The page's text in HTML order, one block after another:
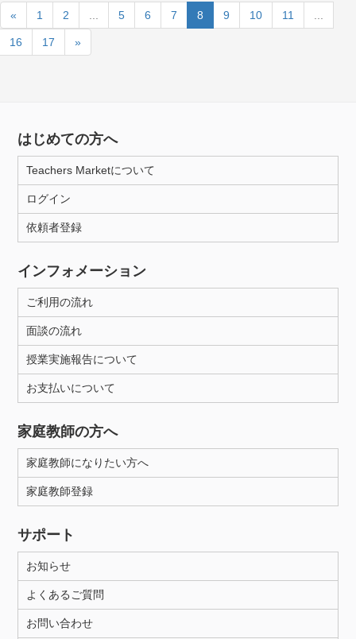
« 1 2 5 6 7 8 9 10 11
16 17 »
はじめての方へ
Teachers Marketについて
ログイン
依頼者登録
インフォメーション
ご利用の流れ
面談の流れ
授業実施報告について
お支払いについて
家庭教師の方へ
家庭教師になりたい方へ
家庭教師登録
サポート
お知らせ
よくあるご質問
お問い合わせ